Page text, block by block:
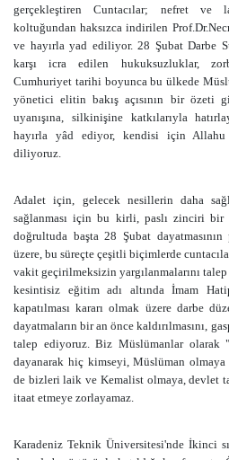
gerçekleştiren Cuntacılar; nefret ve
koltuğundan haksızca indirilen
ve hayırla yad ediliyor. 28 Şubat Darbe
karşı icra edilen hukuksuzluklar,
Cumhuriyet tarihi boyunca bu ülkede
yönetici elitin bakış açısının bir özeti
uyanışına, silkinişine katkılarıyla
hayırla yâd ediyor, kendisi için Allahu
diliyoruz.
Adalet için, gelecek nesillerin daha
sağlanması için bu kirli, paslı zinciri bir
doğrultuda başta 28 Şubat dayatmasının
üzere, bu süreçte çeşitli biçimlerde
vakit geçirilmeksizin yargılanmalarını talep
kesintisiz eğitim adı altında İmam
kapatılması kararı olmak üzere darbe
dayatmaların bir an önce kaldırılmasını,
talep ediyoruz. Biz Müslümanlar olarak
dayanarak hiç kimseyi, Müslüman
de bizleri laik ve Kemalist olmaya, devlet
itaat etmeye zorlayamaz.
Karadeniz Teknik Üniversitesi'nde İkinci